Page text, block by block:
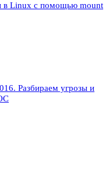
в Linux c помощью mount
Разбираем угрозы и